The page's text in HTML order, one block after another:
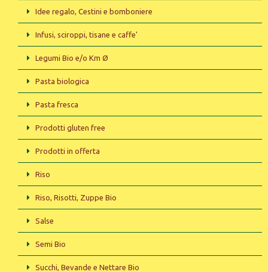
Idee regalo, Cestini e bomboniere
Infusi, sciroppi, tisane e caffe'
Legumi Bio e/o Km Ø
Pasta biologica
Pasta fresca
Prodotti gluten free
Prodotti in offerta
Riso
Riso, Risotti, Zuppe Bio
Salse
Semi Bio
Succhi, Bevande e Nettare Bio